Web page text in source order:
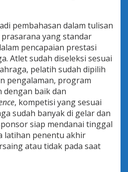
pembahasan dalam tulisan
yang standar
pencapaian prestasi
Atlet sudah diseleksi sesuai
pelatih sudah dipilih
pengalaman, program
dengan baik dan
, kompetisi yang sesuai
sudah banyak di gelar dan
siap mendanai tinggal
latihan penentu akhir
atau tidak pada saat